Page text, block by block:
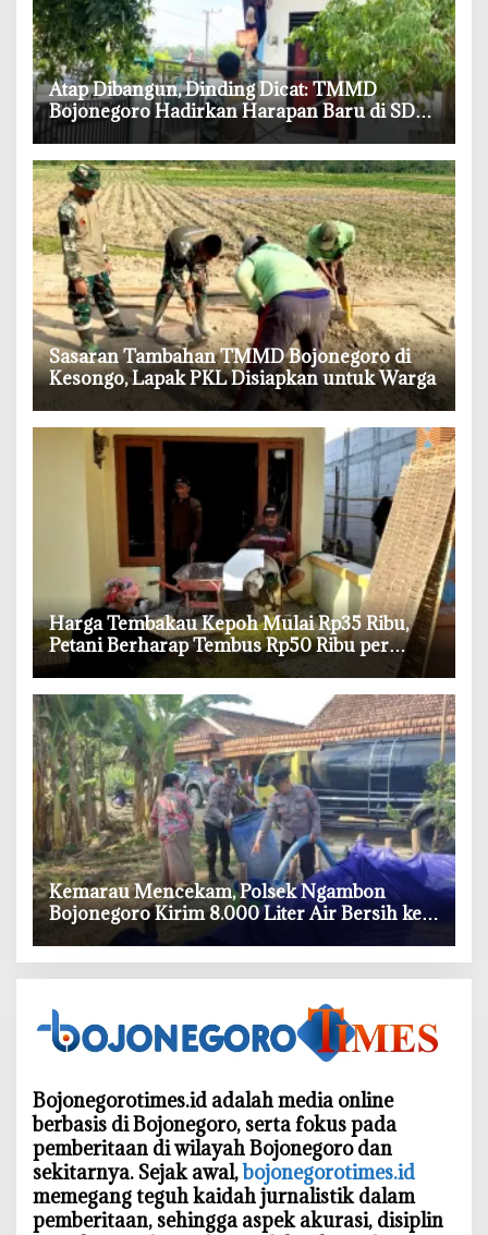
‎Atap Dibangun, Dinding Dicat: TMMD
Bojonegoro Hadirkan Harapan Baru di SDN
Kesongo 1
‎Sasaran Tambahan TMMD Bojonegoro di
Kesongo, Lapak PKL Disiapkan untuk Warga
Harga Tembakau Kepoh Mulai Rp35 Ribu,
Petani Berharap Tembus Rp50 Ribu per
Kilogram
‎Kemarau Mencekam, Polsek Ngambon
Bojonegoro Kirim 8.000 Liter Air Bersih ke
Warga Bondol
Bojonegorotimes.id adalah media online
berbasis di Bojonegoro, serta fokus pada
pemberitaan di wilayah Bojonegoro dan
sekitarnya. Sejak awal,bojonegorotimes.id
memegang teguh kaidah jurnalistik dalam
pemberitaan, sehingga aspek akurasi, disiplin